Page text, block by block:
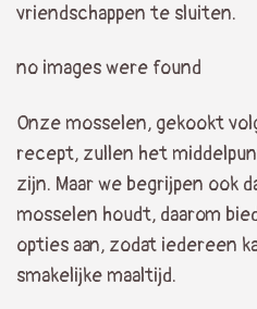
vriendschappen te sluiten.
no images were found
Onze mosselen, gekookt
recept, zullen het
zijn. Maar we begrijpen ook
mosselen houdt, daarom
opties aan, zodat iedereen
smakelijke maaltijd.